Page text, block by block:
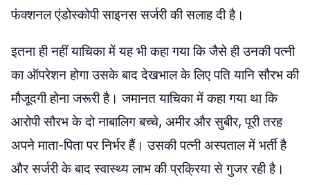
फंक्शनल एंडोस्कोपी साइनस सर्जरी की सलाह दी है।
इतना ही नहीं याचिका में यह भी कहा गया कि जैसे ही उनकी पत्नी
का ऑपरेशन होगा उसके बाद देखभाल के लिए पति यानि सौरभ की
मौजूदगी होना जरूरी है। जमानत याचिका में कहा गया था कि
आरोपी सौरभ के दो नाबालिग बच्चे, अमीर और सुबीर, पूरी तरह
अपने माता-पिता पर निर्भर हैं। उसकी पत्नी अस्पताल में भर्ती है
और सर्जरी के बाद स्वास्थ्य लाभ की प्रक्रिया से गुजर रही है।